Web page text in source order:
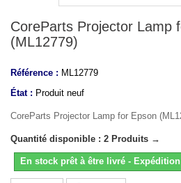
CoreParts Projector Lamp
(ML12779)
Référence : ML12779
État : Produit neuf
CoreParts Projector Lamp for Epson
Quantité disponible : 2 Produits →
En stock prêt à être livré -